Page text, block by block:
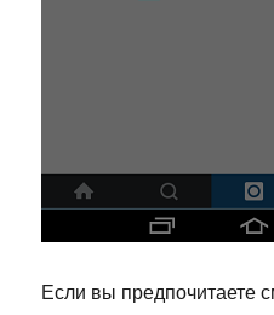
Если вы предпочитаете